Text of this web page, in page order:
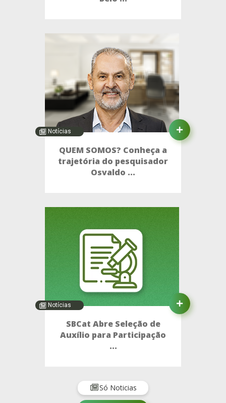
Notícias
QUEM SOMOS? Conheça a
trajetória do pesquisador
Osvaldo ...
Notícias
SBCat Abre Seleção de
Auxílio para Participação
...
Só Noticias